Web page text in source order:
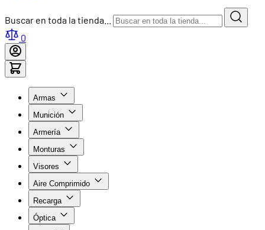
Buscar en toda la tienda...
0
Armas
Munición
Armería
Monturas
Visores
Aire Comprimido
Recarga
Óptica